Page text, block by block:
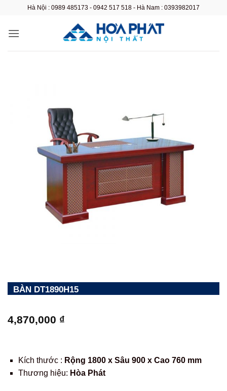
nội
Hà Nội : 0989 485173 - 0942 517 518 - Hà Nam : 0393982017
BÀN DT1890H15
4,870,000 ₫
Kích thước : Rộng 1800 x Sâu 900 x Cao 760 mm
Thương hiệu: Hòa Phát